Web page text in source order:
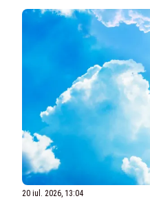
20 iul. 2026, 13:04